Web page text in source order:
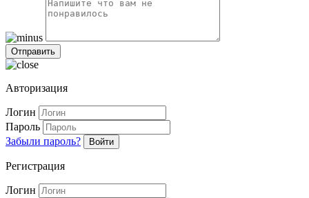
Авторизация
Логин
Пароль
Забыли пароль?
Войти
Регистрация
Логин